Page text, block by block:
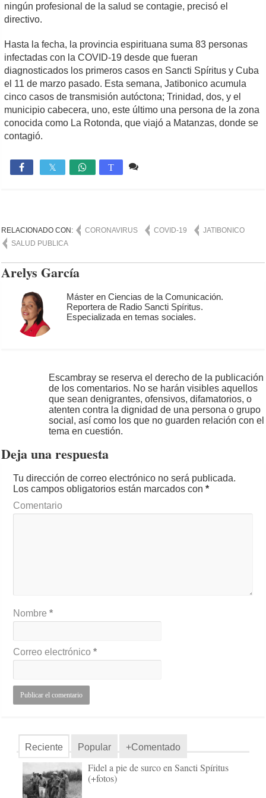
ningún profesional de la salud se contagie, precisó el
directivo.
Hasta la fecha, la provincia espirituana suma 83 personas
infectadas con la COVID-19 desde que fueran
diagnosticados los primeros casos en Sancti Spíritus y Cuba
el 11 de marzo pasado. Esta semana, Jatibonico acumula
cinco casos de transmisión autóctona; Trinidad, dos, y el
municipio cabecera, uno, este último una persona de la zona
conocida como La Rotonda, que viajó a Matanzas, donde se
contagió.
 T
RELACIONADO CON: CORONAVIRUS COVID-19
JATIBONICO
SALUD PUBLICA
Arelys García
Máster en Ciencias de la Comunicación.
Reportera de Radio Sancti Spíritus.
Especializada en temas sociales.
Escambray se reserva el derecho de la publicación
de los comentarios. No se harán visibles aquellos
que sean denigrantes, ofensivos, difamatorios, o
atenten contra la dignidad de una persona o grupo
social, así como los que no guarden relación con el
tema en cuestión.
Deja una respuesta
Tu dirección de correo electrónico no será publicada.
Los campos obligatorios están marcados con*
Comentario
Nombre*
Correo electrónico*
Reciente Popular +Comentado
Fidel a pie de surco en Sancti Spíritus
(+fotos)